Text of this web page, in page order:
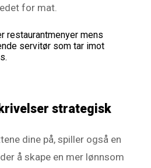
for mat.
strategisk
dine på, spiller også en
å skape en mer lønnsom